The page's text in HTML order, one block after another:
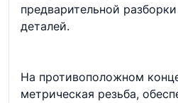
предварительной
деталей.
На противоположном
метрическая резьба,